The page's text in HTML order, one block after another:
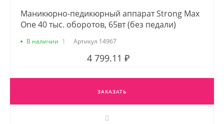
Маникюрно-педикюрный аппарат Strong Max
One 40 тыс. оборотов, 65вт (без педали)
В наличии 1 Артикул 14967
4 799.11 ₽
ЗАКАЗАТЬ